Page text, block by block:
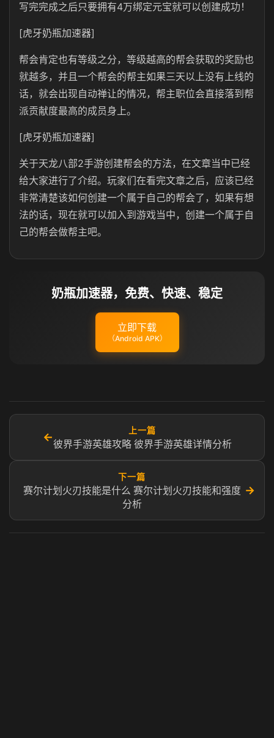
写完完成之后只要拥有4万绑定元宝就可以创建成功！
[虎牙奶瓶加速器]
帮会肯定也有等级之分，等级越高的帮会获取的奖励也
就越多，并且一个帮会的帮主如果三天以上没有上线的
话，就会出现自动禅让的情况，帮主职位会直接落到帮
派贡献度最高的成员身上。
[虎牙奶瓶加速器]
关于天龙八部2手游创建帮会的方法，在文章当中已经
给大家进行了介绍。玩家们在看完文章之后，应该已经
非常清楚该如何创建一个属于自己的帮会了，如果有想
法的话，现在就可以加入到游戏当中，创建一个属于自
己的帮会做帮主吧。
奶瓶加速器，免费、快速、稳定
立即下载
（Android APK）
←
上一篇
彼界手游英雄攻略 彼界手游英雄详情分析
下一篇
赛尔计划火刃技能是什么 赛尔计划火刃技能和强度
分析
→